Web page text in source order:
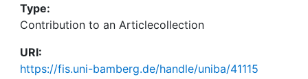
Type:
Contribution to an Articlecollection
URI:
https://fis.uni-bamberg.de/handle/uniba/41115